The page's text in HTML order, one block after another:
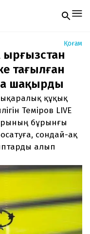
электронды
нөмір
Тек email
Қоғам
тағылған
шақырды
құқық
Теміров LIVE
бұрынғы
сондай-ақ
алып